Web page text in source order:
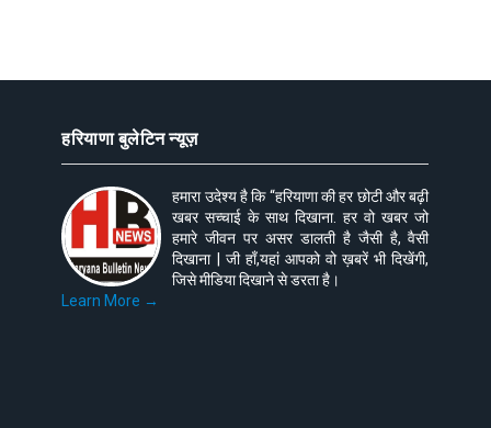
हरियाणा बुलेटिन न्यूज़
हमारा उदेश्य है कि “हरियाणा की हर छोटी और बढ़ी
खबर सच्चाई के साथ दिखाना. हर वो खबर जो
हमारे जीवन पर असर डालती है जैसी है, वैसी
दिखाना | जी हाँ,यहां आपको वो ख़बरें भी दिखेंगी,
जिसे मीडिया दिखाने से डरता है।
Learn More →